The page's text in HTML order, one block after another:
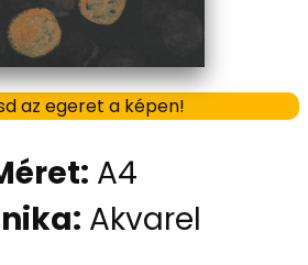
az egeret a képen!
A4
Akvarel